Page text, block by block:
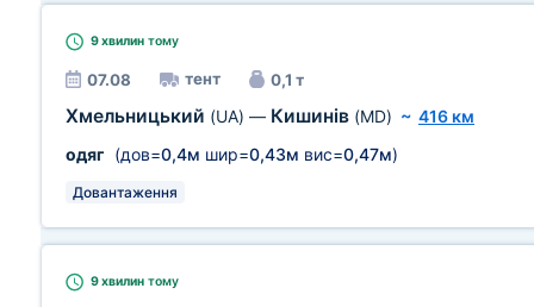
9 хвилин тому
07.08 тент 0,1 т
Хмельницький (UA) — Кишинів (MD) ~ 416 км
одяг (дов=0,4м шир=0,43м вис=0,47м)
Довантаження
9 хвилин тому